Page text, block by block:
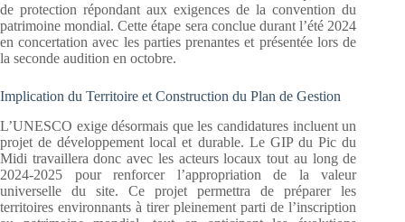
de protection répondant aux exigences de la convention du
patrimoine mondial. Cette étape sera conclue durant l’été 2024
en concertation avec les parties prenantes et présentée lors de
la seconde audition en octobre.
Implication du Territoire et Construction du Plan de Gestion
L’UNESCO exige désormais que les candidatures incluent un
projet de développement local et durable. Le GIP du Pic du
Midi travaillera donc avec les acteurs locaux tout au long de
2024-2025 pour renforcer l’appropriation de la valeur
universelle du site. Ce projet permettra de préparer les
territoires environnants à tirer pleinement parti de l’inscription